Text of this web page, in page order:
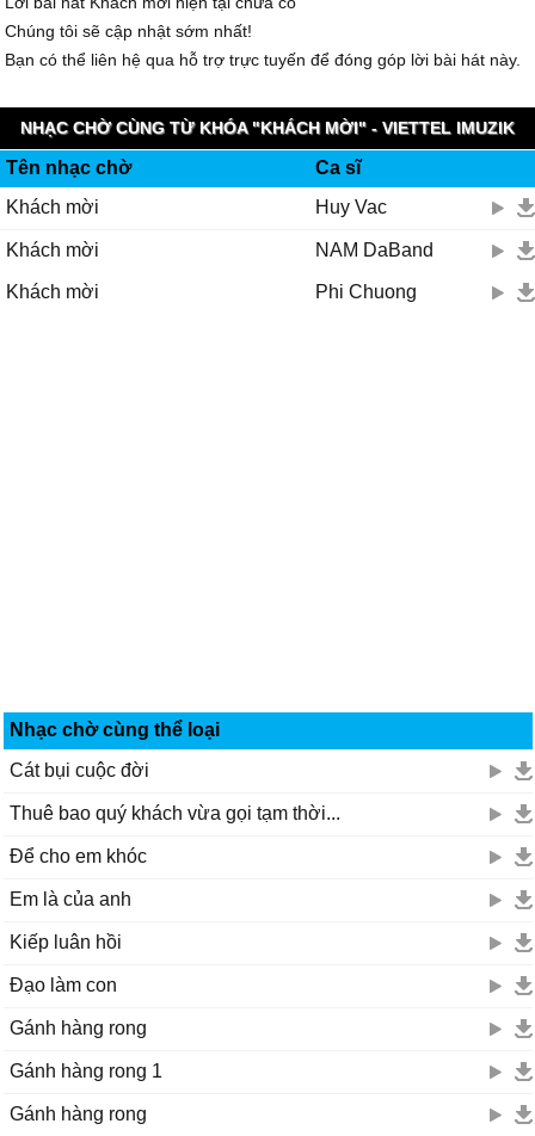
Chúng tôi sẽ cập nhật sớm nhất!
Bạn có thể liên hệ qua hỗ trợ trực tuyến để đóng góp lời bài hát này.
NHẠC CHỜ CÙNG TỪ KHÓA "KHÁCH MỜI" - VIETTEL IMUZIK
Tên nhạc chờ
Ca sĩ
Khách mời
Huy Vac
Khách mời NAM DaBand
Khách mời Phi Chuong
Nhạc chờ cùng thể loại
Cát bụi cuộc đời
Thuê bao quý khách vừa gọi tạm thời...
Để cho em khóc
Em là của anh
Kiếp luân hồi
Đạo làm con
Gánh hàng rong
Gánh hàng rong 1
Gánh hàng rong